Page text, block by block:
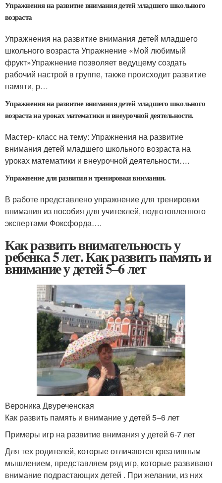
Упражнения на развитие внимания детей младшего школьного
возраста
Упражнения на развитие внимания детей младшего
школьного возраста Упражнение «Мой любимый
фрукт»Упражнение позволяет ведущему создать
рабочий настрой в группе, также происходит развитие
памяти, р…
Упражнения на развитие внимания детей младшего школьного
возраста на уроках математики и внеурочной деятельности.
Мастер- класс на тему: Упражнения на развитие
внимания детей младшего школьного возраста на
уроках математики и внеурочной деятельности….
Упражнение для развития и тренировки внимания.
В работе представлено упражнение для тренировки
внимания из пособия для учитеклей, подготовленного
экспертами Фоксфорда….
Как развить внимательность у
ребенка 5 лет. Как развить память и
внимание у детей 5–6 лет
Вероника Двуреченская
Как развить память и внимание у детей 5–6 лет
Примеры игр на развитие внимания у детей 6-7 лет
Для тех родителей, которые отличаются креативным
мышлением, представляем ряд игр, которые развивают
внимание подрастающих детей . При желании, из них